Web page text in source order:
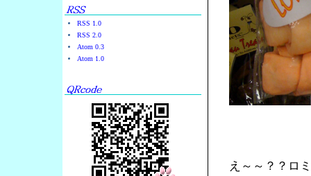
RSS 1.0
RSS 2.0
Atom 0.3
Atom 1.0
え～～？？ロ